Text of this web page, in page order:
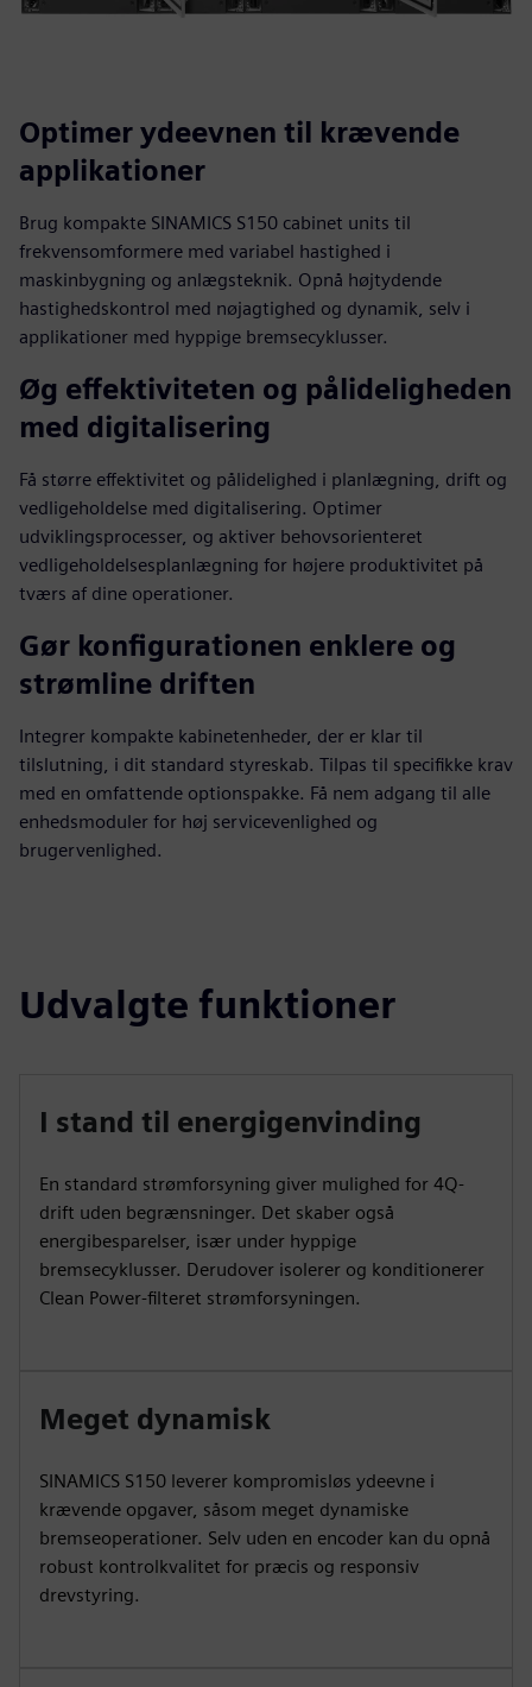
Optimer ydeevnen til krævende
applikationer
Brug kompakte SINAMICS S150 cabinet units til
frekvensomformere med variabel hastighed i
maskinbygning og anlægsteknik. Opnå højtydende
hastighedskontrol med nøjagtighed og dynamik, selv i
applikationer med hyppige bremsecyklusser.
Øg effektiviteten og pålideligheden
med digitalisering
Få større effektivitet og pålidelighed i planlægning, drift og
vedligeholdelse med digitalisering. Optimer
udviklingsprocesser, og aktiver behovsorienteret
vedligeholdelsesplanlægning for højere produktivitet på
tværs af dine operationer.
Gør konfigurationen enklere og
strømline driften
Integrer kompakte kabinetenheder, der er klar til
tilslutning, i dit standard styreskab. Tilpas til specifikke krav
med en omfattende optionspakke. Få nem adgang til alle
enhedsmoduler for høj servicevenlighed og
brugervenlighed.
Udvalgte funktioner
I stand til energigenvinding
En standard strømforsyning giver mulighed for 4Q-
drift uden begrænsninger. Det skaber også
energibesparelser, især under hyppige
bremsecyklusser. Derudover isolerer og konditionerer
Clean Power-filteret strømforsyningen.
Meget dynamisk
SINAMICS S150 leverer kompromisløs ydeevne i
krævende opgaver, såsom meget dynamiske
bremseoperationer. Selv uden en encoder kan du opnå
robust kontrolkvalitet for præcis og responsiv
drevstyring.